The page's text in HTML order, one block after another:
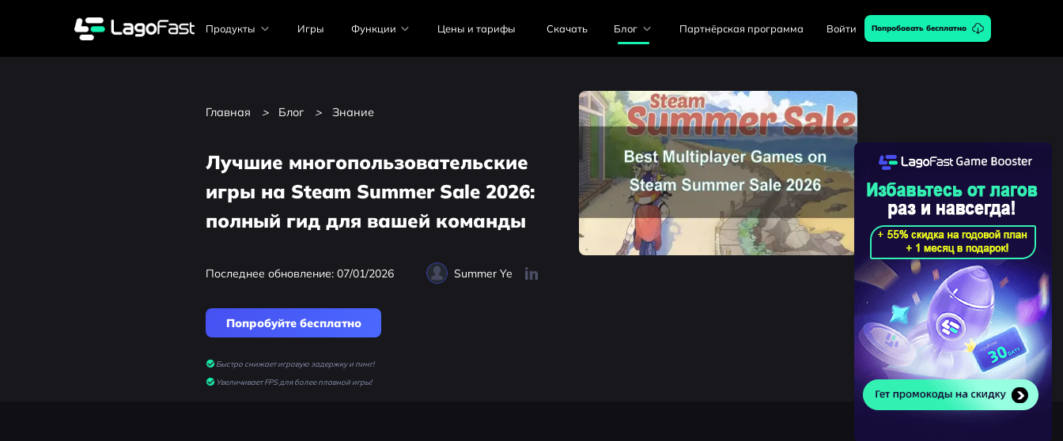
Продукты Игры Функции Цены и тарифы Скачать Блог Партнёрская программа Войти Попробовать бесплатно
Главная > Блог > Знание
Лучшие многопользовательские
игры на Steam Summer Sale 2026:
полный гид для вашей команды
Последнее обновление: 07/01/2026 Summer Ye
Попробуйте бесплатно
Быстро снижает игровую задержку и пинг!
Увеличивает FPS для более плавной игры!